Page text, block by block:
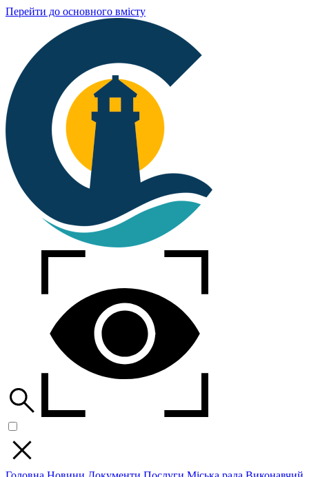
Перейти до основного вмісту